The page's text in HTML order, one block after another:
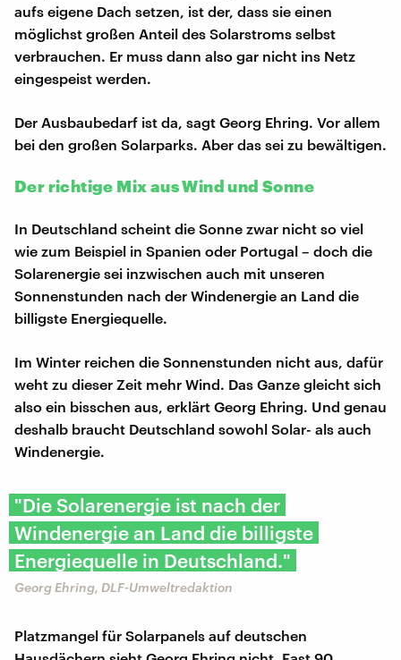
aufs eigene Dach setzen, ist der, dass sie einen
möglichst großen Anteil des Solarstroms selbst
verbrauchen. Er muss dann also gar nicht ins Netz
eingespeist werden.
Der Ausbaubedarf ist da, sagt Georg Ehring. Vor allem
bei den großen Solarparks. Aber das sei zu bewältigen.
Der richtige Mix aus Wind und Sonne
In Deutschland scheint die Sonne zwar nicht so viel
wie zum Beispiel in Spanien oder Portugal – doch die
Solarenergie sei inzwischen auch mit unseren
Sonnenstunden nach der Windenergie an Land die
billigste Energiequelle.
Im Winter reichen die Sonnenstunden nicht aus, dafür
weht zu dieser Zeit mehr Wind. Das Ganze gleicht sich
also ein bisschen aus, erklärt Georg Ehring. Und genau
deshalb braucht Deutschland sowohl Solar- als auch
Windenergie.
"Die Solarenergie ist nach der
Windenergie an Land die billigste
Energiequelle in Deutschland."
Georg Ehring, DLF-Umweltredaktion
Platzmangel für Solarpanels auf deutschen